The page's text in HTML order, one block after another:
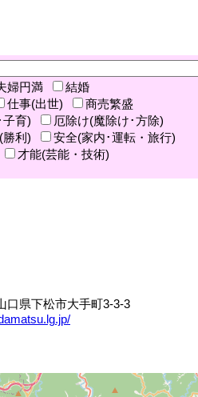
婦円満
結婚
仕事(出世)
商売繁盛
子育)
厄除け(魔除け･方除)
勝利)
安全(家内･運転・旅行)
才能(芸能・技術)
口県下松市大手町3-3-3